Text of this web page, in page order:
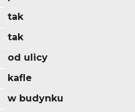
tak
tak
od ulicy
kafle
w budynku